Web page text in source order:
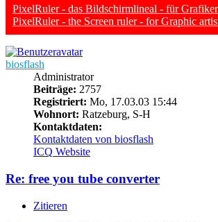
PixelRuler - das Bildschirmlineal - für
PixelRuler - the Screen ruler - for Graphic
biosflash
Administrator
Beiträge: 2757
Registriert: Mo, 17.03.03 15:44
Wohnort: Ratzeburg, S-H
Kontaktdaten:
Kontaktdaten von biosflash
ICQ Website
Re: free you tube converter
Zitieren